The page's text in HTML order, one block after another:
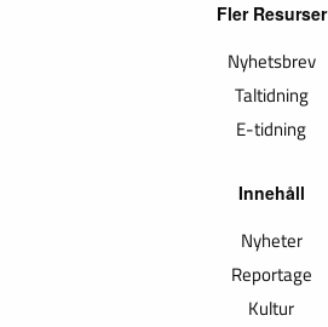
Fler Resurser
Nyhetsbrev
Taltidning
E-tidning
Innehåll
Nyheter
Reportage
Kultur